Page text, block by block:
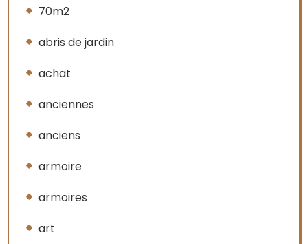
70m2
abris de jardin
achat
anciennes
anciens
armoire
armoires
art